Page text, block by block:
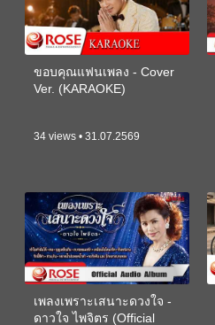
ขอบคุณแฟนเพลง - Cover
Ver. (KARAOKE)
34 views • 31.07.2569
เพลงเพราะเสนาะดวงใจ -
ดาวใจ ไพจิตร (Official